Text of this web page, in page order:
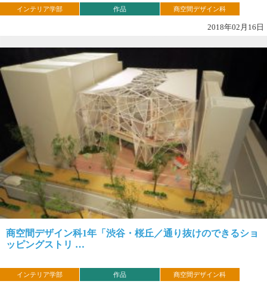
インテリア学部 作品 商空間デザイン科
2018年02月16日
商空間デザイン科1年「渋谷・桜丘／通り抜けのできるショ
ッピングストリ …
インテリア学部 作品 商空間デザイン科